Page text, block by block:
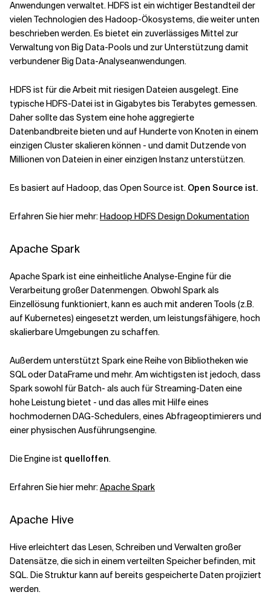
Anwendungen verwaltet. HDFS ist ein wichtiger Bestandteil der
vielen Technologien des Hadoop-Ökosystems, die weiter unten
beschrieben werden. Es bietet ein zuverlässiges Mittel zur
Verwaltung von Big Data-Pools und zur Unterstützung damit
verbundener Big Data-Analyseanwendungen.
HDFS ist für die Arbeit mit riesigen Dateien ausgelegt. Eine
typische HDFS-Datei ist in Gigabytes bis Terabytes gemessen.
Daher sollte das System eine hohe aggregierte
Datenbandbreite bieten und auf Hunderte von Knoten in einem
einzigen Cluster skalieren können - und damit Dutzende von
Millionen von Dateien in einer einzigen Instanz unterstützen.
Es basiert auf Hadoop, das Open Source ist. Open Source ist.
Erfahren Sie hier mehr:Hadoop HDFS Design Dokumentation
Apache Spark
Apache Spark ist eine einheitliche Analyse-Engine für die
Verarbeitung großer Datenmengen. Obwohl Spark als
Einzellösung funktioniert, kann es auch mit anderen Tools (z.B.
auf Kubernetes) eingesetzt werden, um leistungsfähigere, hoch
skalierbare Umgebungen zu schaffen.
Außerdem unterstützt Spark eine Reihe von Bibliotheken wie
SQL oder DataFrame und mehr. Am wichtigsten ist jedoch, dass
Spark sowohl für Batch- als auch für Streaming-Daten eine
hohe Leistung bietet - und das alles mit Hilfe eines
hochmodernen DAG-Schedulers, eines Abfrageoptimierers und
einer physischen Ausführungsengine.
Die Engine ist quelloffen.
Erfahren Sie hier mehr:Apache Spark
Apache Hive
Hive erleichtert das Lesen, Schreiben und Verwalten großer
Datensätze, die sich in einem verteilten Speicher befinden, mit
SQL. Die Struktur kann auf bereits gespeicherte Daten projiziert
werden.